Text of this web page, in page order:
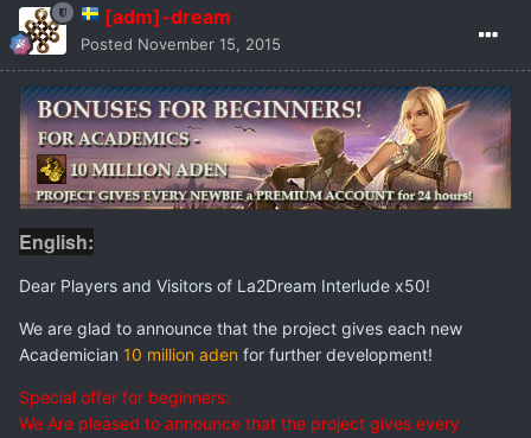
[adm]-dream
Posted November 15, 2015
English:
Dear Players and Visitors of La2Dream Interlude x50!
We are glad to announce that the project gives each new
Academician 10 million аden for further development!
Special offer for beginners:
We Are pleased to announce that the project gives every